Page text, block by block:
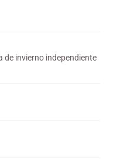
de invierno independiente